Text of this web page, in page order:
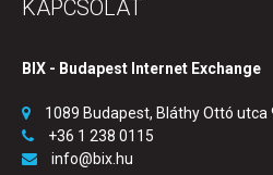
KAPCSOLAT
BIX - Budapest Internet Exchange
1089 Budapest, Bláthy Ottó utca
+36 1 238 0115
info@bix.hu